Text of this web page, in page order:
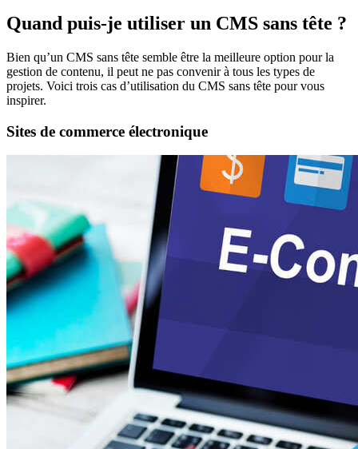
Quand puis-je utiliser un CMS sans tête ?
Bien qu’un CMS sans tête semble être la meilleure option pour la
gestion de contenu, il peut ne pas convenir à tous les types de
projets. Voici trois cas d’utilisation du CMS sans tête pour vous
inspirer.
Sites de commerce électronique